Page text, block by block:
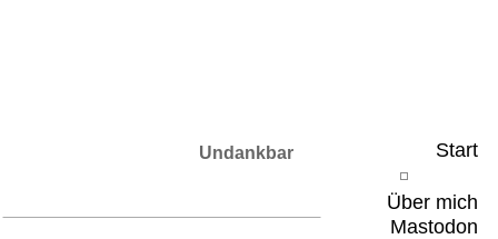
Start
Über mich
Mastodon
Undankbar